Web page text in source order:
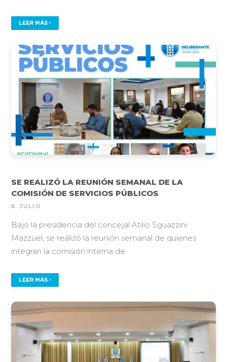
LEER MÁS
SE REALIZÓ LA REUNIÓN SEMANAL DE LA
COMISIÓN DE SERVICIOS PÚBLICOS
6 JULIO
Bajo la presidencia del concejal Atilio Sguazzini
Mazzuel, se realizó la reunión semanal de quienes
integran la comisión interna de
LEER MÁS